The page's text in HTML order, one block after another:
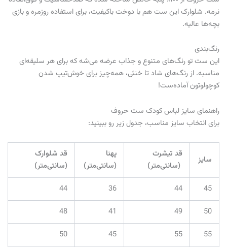
نرمه. شلوارک این ست هم با دوخت باکیفیت، برای استفاده روزمره و بازی
بچه‌ها عالیه.
رنگ‌بندی
این ست تو رنگ‌های متنوع و جذاب عرضه می‌شه که برای هر سلیقه‌ای
مناسبه. از رنگ‌های شاد تا خنثی، همه‌چیز برای خوش‌تیپ شدن
کوچولوتون آماده‌ست!
راهنمای سایز لباس کودک ست حروف
برای انتخاب سایز مناسب، جدول زیر رو ببینید:
سایز
قد تیشرت
(سانتی‌متر)
پهنا
(سانتی‌متر)
قد شلوارک
(سانتی‌متر)
45
44
36
44
50
49
41
48
55
55
45
50